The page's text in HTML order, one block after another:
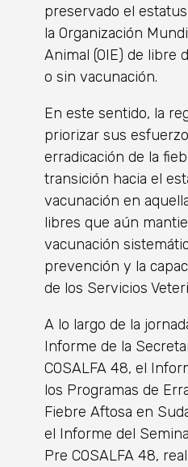
preservado el
la Organización
Animal (OIE) de libre
o sin vacunación.
En este sentido, la
priorizar sus
erradicación de la
transición hacia el
vacunación en
libres que aún
vacunación
prevención y la
de los Servicios
A lo largo de la
Informe de la
COSALFA 48, el
los Programas de
Fiebre Aftosa en
el Informe del
Pre COSALFA 48,